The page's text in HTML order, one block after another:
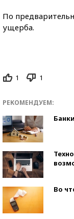
По
ущерба.
1 1
РЕКОМЕНДУЕМ:
Во